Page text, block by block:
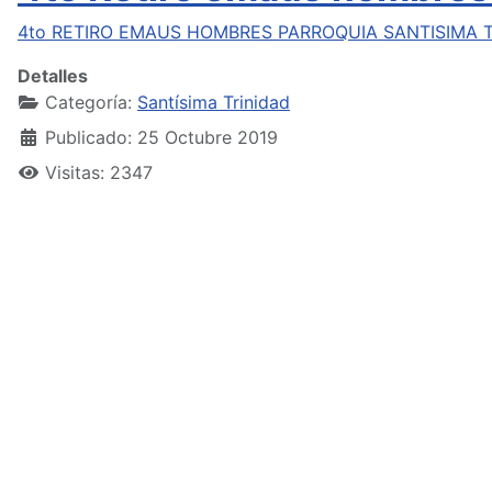
4to RETIRO EMAUS HOMBRES PARROQUIA SANTISIMA
Detalles
Categoría: Santísima Trinidad
Publicado: 25 Octubre 2019
Visitas: 2347